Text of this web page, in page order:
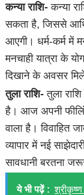
कन्या राशि- कन्या
सकता है, जिससे
आएगी। धर्म-कर्म में
मनचाही यात्रा के
दिखाने के अवसर
तुला राशि- तुला
है। आज अपनी
वाला है। विवाहित
व्यापार में नई
सावधानी बरतना
ये भी पढ़ें :